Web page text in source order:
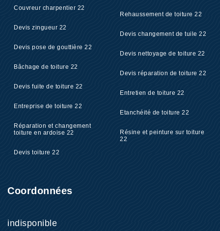
Couvreur charpentier 22
Devis zingueur 22
Devis pose de gouttière 22
Bâchage de toiture 22
Devis fuite de toiture 22
Entreprise de toiture 22
Réparation et changement
toiture en ardoise 22
Devis toiture 22
Rehaussement de toiture 22
Devis changement de tuile 22
Devis nettoyage de toiture 22
Devis réparation de toiture 22
Entretien de toiture 22
Etanchéité de toiture 22
Résine et peinture sur toiture
22
Coordonnées
indisponible